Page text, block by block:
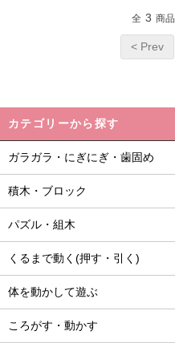
全 3 商品
< Prev
カテゴリーから探す
ガラガラ・にぎにぎ・歯固め
積木・ブロック
パズル・組木
くるまで動く(押す・引く)
体を動かして遊ぶ
ころがす・動かす